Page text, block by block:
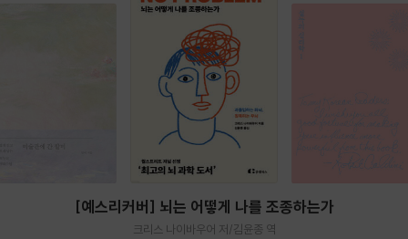
[예스리커버] 뇌는 어떻게 나를 조종하는가
크리스 나이바우어 저/김윤종 역